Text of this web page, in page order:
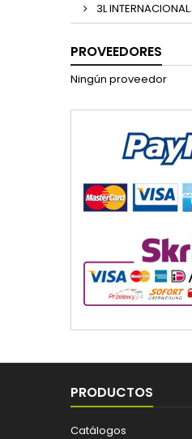
3L INTERNACIONAL.
PROVEEDORES
Ningún proveedor
PRODUCTOS
Catálogos